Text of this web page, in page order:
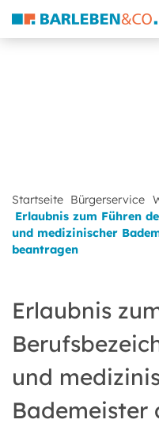
Startseite Bürgerservice
Erlaubnis zum Führen
und medizinischer
beantragen
Erlaubnis
und